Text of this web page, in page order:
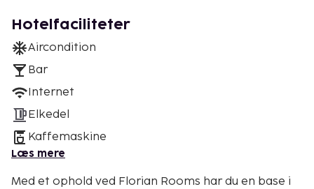
Hotelfaciliteter
Aircondition
Bar
Internet
Elkedel
Kaffemaskine
Læs mere
Med et ophold ved Florian Rooms har du en base i